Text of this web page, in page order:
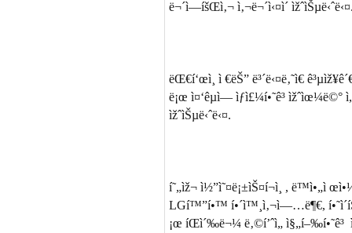
ë¬´ì—­íšŒì‚¬ ì‚¬ë¬´ì‹¤ì´
ëŒ€í‘œì¸ ì €ëŠ” ë³´ë‹¤ë‚˜ì€
ë¡œ ì¤‘êµ­ì— ìƒì£¼í•˜ê³ ìžˆìœ¼ë©°
ìžˆìŠµë‹ˆë‹¤.
í˜„ìž¬ ì½”ì˜¤ë¡±ìŠ¤í¬ì¸ , ë™ì•„ì
LGí™”í•™ í•´ì™¸ì‚¬ì—…ë¶€,
¡œ íŒì´‰ë¬¼ ë‚©í’ˆì„ ì§„í–‰í•˜ê³